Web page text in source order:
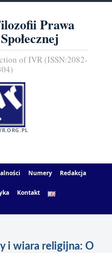
Prawa
of IVR (ISSN:2082-
Numery Redakcja
Kontakt
i wiara religijna: O